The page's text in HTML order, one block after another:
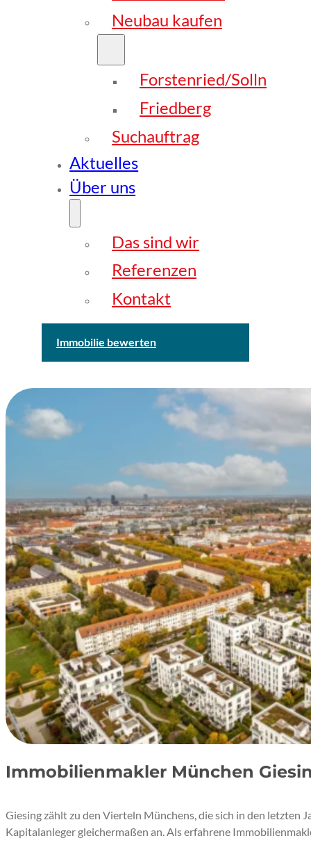
Neubau kaufen
Forstenried/Solln
Friedberg
Suchauftrag
Aktuelles
Über uns
Das sind wir
Referenzen
Kontakt
Immobilie bewerten
Immobilienmakler München
Giesing zählt zu den Vierteln Münchens, die sich in den letzten
Kapitalanleger gleichermaßen an. Als erfahrene